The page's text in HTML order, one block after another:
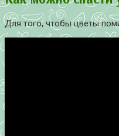
Для того, чтобы цветы